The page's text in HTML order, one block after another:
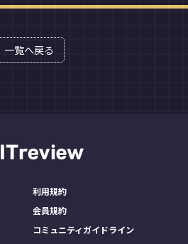
一覧へ戻る
利用規約
会員規約
コミュニティガイドライン